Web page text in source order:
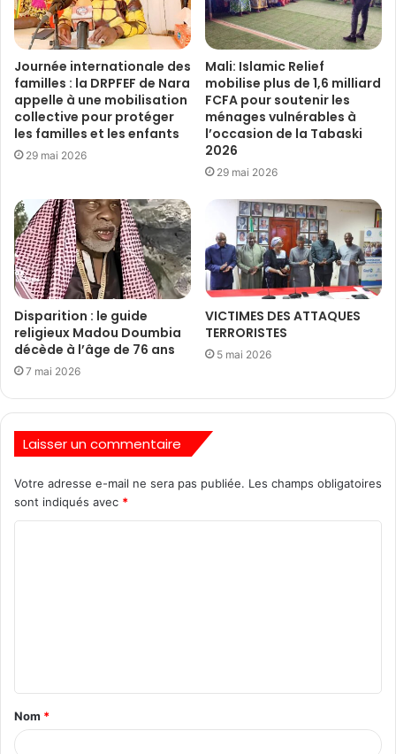
Journée internationale des
familles : la DRPFEF de Nara
appelle à une mobilisation
collective pour protéger
les familles et les enfants
29 mai 2026
Mali: Islamic Relief
mobilise plus de 1,6 milliard
FCFA pour soutenir les
ménages vulnérables à
l’occasion de la Tabaski
2026
29 mai 2026
Disparition : le guide
religieux Madou Doumbia
décède à l’âge de 76 ans
7 mai 2026
VICTIMES DES ATTAQUES
TERRORISTES
5 mai 2026
Laisser un commentaire
Votre adresse e-mail ne sera pas publiée. Les champs obligatoires
sont indiqués avec *
Nom *